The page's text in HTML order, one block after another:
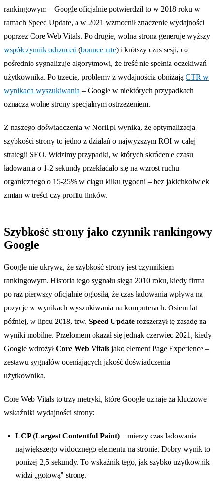
rankingowym – Google oficjalnie potwierdził to w 2018 roku w
ramach Speed Update, a w 2021 wzmocnił znaczenie wydajności
poprzez Core Web Vitals. Po drugie, wolna strona generuje wyższy
współczynnik odrzuceń (bounce rate) i krótszy czas sesji, co
pośrednio sygnalizuje algorytmowi, że treść nie spełnia oczekiwań
użytkownika. Po trzecie, problemy z wydajnością obniżają CTR w
wynikach wyszukiwania – Google w niektórych przypadkach
oznacza wolne strony specjalnym ostrzeżeniem.
Z naszego doświadczenia w Noril.pl wynika, że optymalizacja
szybkości strony to jedno z działań o najwyższym ROI w całej
strategii SEO. Widzimy przypadki, w których skrócenie czasu
ładowania o 1-2 sekundy przekładało się na wzrost ruchu
organicznego o 15-25% w ciągu kilku tygodni – bez jakichkolwiek
zmian w treści czy profilu linków.
Szybkość strony jako czynnik rankingowy
Google
Google nie ukrywa, że szybkość strony jest czynnikiem
rankingowym. Historia tego sygnału sięga 2010 roku, kiedy firma
po raz pierwszy oficjalnie ogłosiła, że czas ładowania wpływa na
pozycje w wynikach wyszukiwania na komputerach. Osiem lat
później, w lipcu 2018, tzw. Speed Update rozszerzył tę zasadę na
wyniki mobilne. Przełomem okazał się jednak czerwiec 2021, kiedy
Google wdrożyłCore Web Vitals jako element Page Experience –
zestawu sygnałów oceniających jakość doświadczenia
użytkownika.
Core Web Vitals to trzy metryki, które Google uznaje za kluczowe
wskaźniki wydajności strony:
LCP (Largest Contentful Paint) – mierzy czas ładowania
największego widocznego elementu na stronie. Dobry wynik to
poniżej 2,5 sekundy. To wskaźnik tego, jak szybko użytkownik
widzi „gotową" stronę.